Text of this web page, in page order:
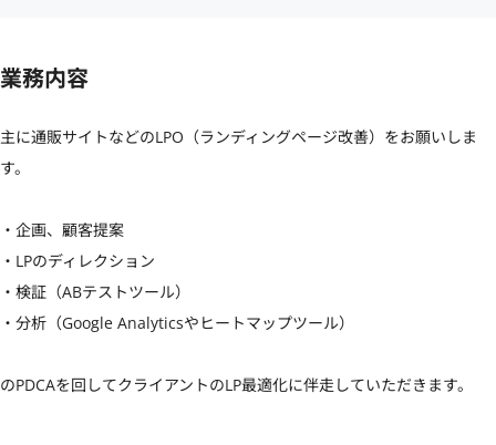
業務内容
主に通販サイトなどのLPO（ランディングページ改善）をお願いしま
す。
・企画、顧客提案
・LPのディレクション
・検証（ABテストツール）
・分析（Google Analyticsやヒートマップツール）
のPDCAを回してクライアントのLP最適化に伴走していただきます。